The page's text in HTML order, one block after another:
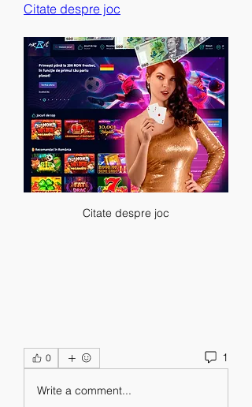
Citate despre joc
Citate despre joc
0 1
Write a comment...